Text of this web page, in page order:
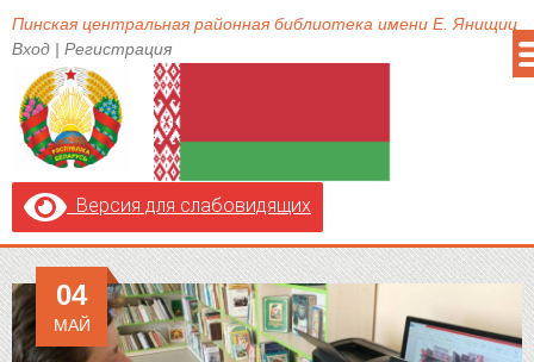
Пинская центральная районная библиотека имени Е. Янищиц
Вход | Регистрация
Версия для слабовидящих
04
МАЙ